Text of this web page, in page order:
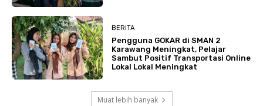
BERITA
Pengguna GOKAR di SMAN 2
Karawang Meningkat, Pelajar
Sambut Positif Transportasi Online
Lokal Lokal Meningkat
Muat lebih banyak